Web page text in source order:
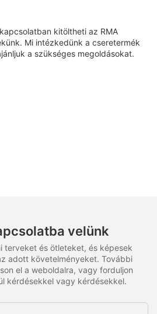
kitöltheti az RMA
Mi intézkedünk a cseretermék
a szükséges megoldásokat.
velünk
terveket és ötleteket, és képesek
adott követelményeket. További
el a weboldalra, vagy forduljon
kérdésekkel vagy kérdésekkel.